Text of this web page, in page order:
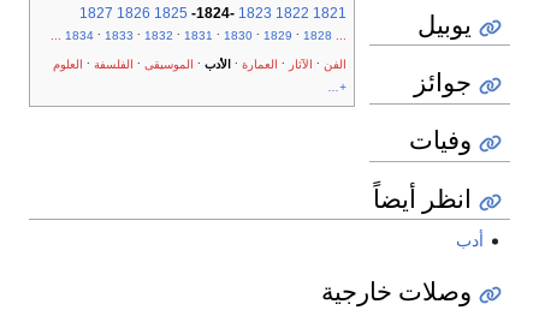
1821
1822
1823
-
1824
-
1825
1826
1827
...
1828
1829
1830
1831
1832
1833
1834
...
الفن الآثار العمارة الأدب الموسيقى الفلسفة
العلوم
+...
يوبيل
جوائز
وفيات
انظر أيضاً
أدب
وصلات خارجية